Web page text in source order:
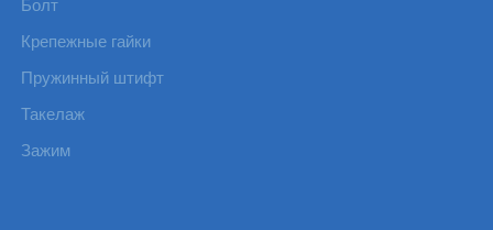
Болт
Крепежные гайки
Пружинный штифт
Такелаж
Зажим